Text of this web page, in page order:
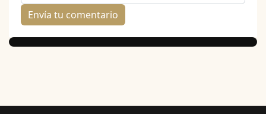
Envía tu comentario